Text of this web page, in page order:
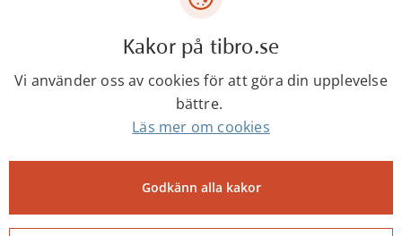
bibliotek@tibro.se
Kakor på tibro.se
Vi använder oss av cookies för att göra din upplevelse
bättre.
Läs mer om cookies
Godkänn alla kakor